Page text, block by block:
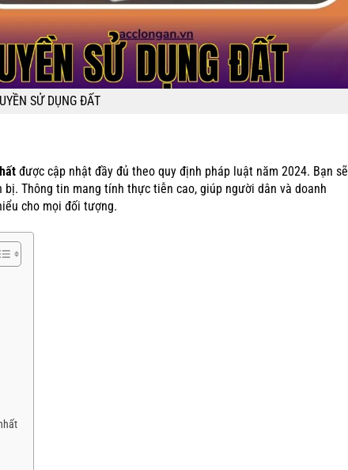
SỬ DỤNG ĐẤT
được cập nhật đầy đủ theo quy định pháp luật năm 2024. Bạn sẽ
Thông tin mang tính thực tiễn cao, giúp người dân và doanh
cho mọi đối tượng.